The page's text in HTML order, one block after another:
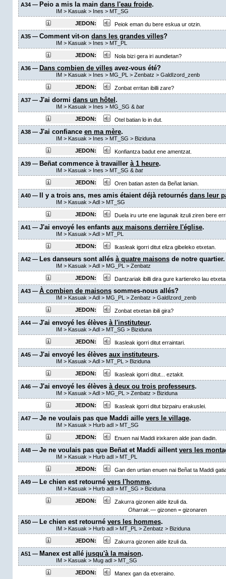
A34 — Peio a mis la main dans l'eau froide.
IM> Kasuak > Ines > MT_SG
JEDON:
Peiok eman du bere eskua ur otzin.
A35 — Comment vit-on dans les grandes villes?
IM> Kasuak > Ines > MT_PL
JEDON:
Nola bizi gera iri aundietan?
A36 — Dans combien de villesavez-vous été?
IM> Kasuak > Ines > MG_PL > Zenbatz > GaldIzord_zenb
JEDON:
Zonbat erritan ibilli zare?
A37 — J'ai dormi dans un hôtel .
IM> Kasuak > Ines > MG_SG & bat
JEDON:
Otel batian lo in dut.
A38 — J'ai confiance en ma mère.
IM> Kasuak > Ines > MT_SG > Biziduna
JEDON:
Konfiantza badut ene amentzat.
A39 — Beñat commence à travailler à 1 heure.
IM> Kasuak > Ines > MT_SG & bat
JEDON:
Oren batian asten da Beñat lanian.
A40 —
Il y a trois ans, mes amis étaient déjà retournés dans leur
IM> Kasuak >Adl> MT_SG
JEDON:
Duela iru urte ene lagunak itzuli ziren bere
A41 — J'ai envoyé les enfants aux maisons derrière l'église.
IM> Kasuak >Adl> MT_PL
JEDON:
Ikasleak igorri ditut eliza gibeleko etxetan.
A42 — Les danseurs sont allés à quatre maisonsde notre quartier.
IM> Kasuak >Adl> MG_PL > Zenbatz
JEDON:
Dantzariak ibilli dira gure kartiereko lau
A43 — À combien de maisonssommes-nous allés?
IM> Kasuak >Adl> MG_PL > Zenbatz > GaldIzord_zenb
JEDON:
Zonbat etxetan ibili gira?
A44 — J'ai envoyé les élèves à l'instituteur.
IM> Kasuak >Adl> MT_SG > Biziduna
JEDON:
Ikasleak igorri ditut erraintari.
A45 — J'ai envoyé les élèves aux instituteurs.
IM> Kasuak >Adl> MT_PL > Biziduna
JEDON:
Ikasleak igorri ditut... eztakit.
A46 — J'ai envoyé les élèves à deux ou trois professeurs.
IM> Kasuak >Adl> MG_PL > Zenbatz > Biziduna
JEDON:
Ikasleak igorri ditut bizpairu erakuslei.
A47 — Je ne voulais pas que Maddi aille vers le village.
IM> Kasuak > Hurb adl> MT_SG
JEDON:
Enuen nai Maddi irixkaren alde joan dadin.
A48 — Je ne voulais pas que Beñat et Maddi aillent vers les
IM> Kasuak > Hurb adl> MT_PL
JEDON:
Gan den urtian enuen nai Beñat ta Maddi
A49 — Le chien est retourné vers l'homme.
IM> Kasuak > Hurb adl> MT_SG > Biziduna
JEDON:
Zakurra gizonen alde itzuli da.
Oharrak.—gizonen = gizonaren
A50 — Le chien est retourné vers les hommes.
IM> Kasuak > Hurb adl> MT_PL > Zenbatz > Biziduna
JEDON:
Zakurra gizonen alde itzuli da.
A51 — Manex est allé jusqu'à la maison.
IM> Kasuak > Mug adl> MT_SG
JEDON:
Manex gan da etxeraino.